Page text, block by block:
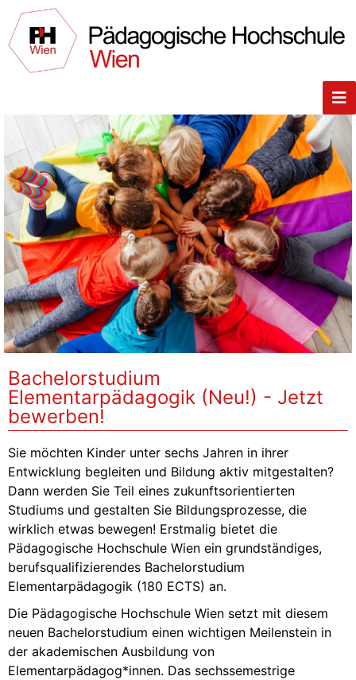
Bachelorstudium
Elementarpädagogik (Neu!) - Jetzt
bewerben!
Sie möchten Kinder unter sechs Jahren in ihrer
Entwicklung begleiten und Bildung aktiv mitgestalten?
Dann werden Sie Teil eines zukunftsorientierten
Studiums und gestalten Sie Bildungsprozesse, die
wirklich etwas bewegen! Erstmalig bietet die
Pädagogische Hochschule Wien ein grundständiges,
berufsqualifizierendes Bachelorstudium
Elementarpädagogik (180 ECTS) an.
Die Pädagogische Hochschule Wien setzt mit diesem
neuen Bachelorstudium einen wichtigen Meilenstein in
der akademischen Ausbildung von
Elementarpädagog*innen. Das sechssemestrige